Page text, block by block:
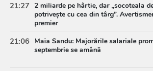
21:27 2 miliarde pe hârtie, dar „socoteala
potrivește cu cea din târg”.
premier
21:06 Maia Sandu: Majorările salariale
septembrie se amână